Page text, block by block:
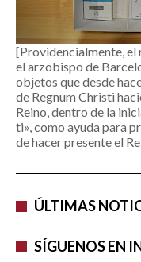
[Providencialmente, el
el arzobispo de
objetos que desde
de Regnum Christi
Reino, dentro de la
ti», como ayuda para
de hacer presente el
ÚLTIMAS
SÍGUENOS EN